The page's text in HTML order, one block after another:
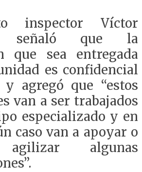
inspector Víctor
señaló que la
que sea entregada
es confidencial
agregó que “estos
van a ser trabajados
especializado y en
caso van a apoyar o
algunas